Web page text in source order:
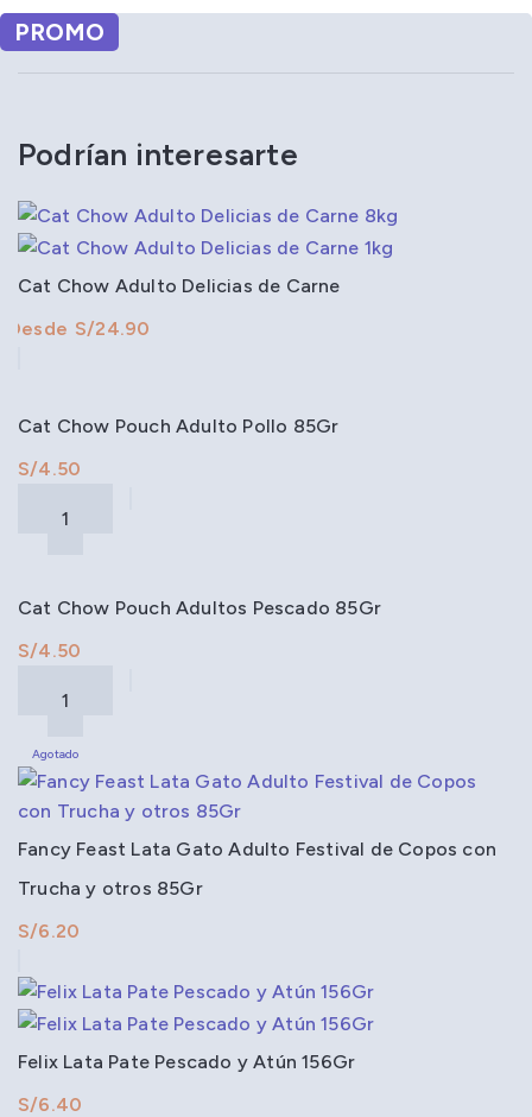
Podrían interesarte
PROMO
Cat Chow Adulto Delicias de Carne
S/
Cat Chow Pouch Adulto Pollo 85Gr
S/
Cat Chow Pouch Adultos Pescado 85Gr
S/
Agotado
Fancy Feast Lata Gato Adulto Festival de Copos con
Trucha y otros 85Gr
S/
Felix Lata Pate Pescado y Atún 156Gr
S/